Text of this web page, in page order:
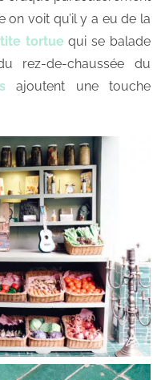
voit qu’il y a eu de la
tortue qui se balade
rez-de-chaussée du
ajoutent une touche